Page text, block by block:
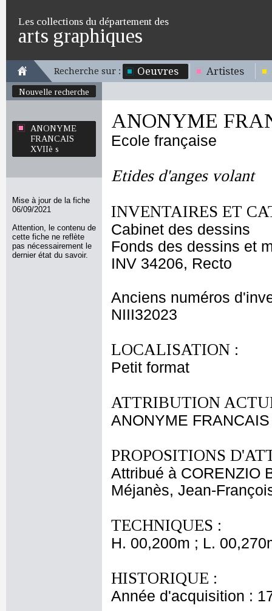
Les collections du département des
arts graphiques
Recherche sur : Oeuvres Artistes
Nouvelle recherche
ANONYME
FRANCAIS
XVIIè s
Mise à jour de la fiche
06/09/2021
Attention, le contenu de
cette fiche ne reflète
pas nécessairement le
dernier état du savoir.
ANONYME
Ecole française
Etides d'anges volant
INVENTAIRES ET
Cabinet des dessins
Fonds des dessins et
INV 34206, Recto
Anciens numéros
NIII32023
LOCALISATION :
Petit format
ATTRIBUTION
ANONYME
PROPOSITIONS
Attribué à CORENZIO
Méjanès, Jean-
TECHNIQUES :
H. 00,200m ; L.
HISTORIQUE :
Année d'acquisition :